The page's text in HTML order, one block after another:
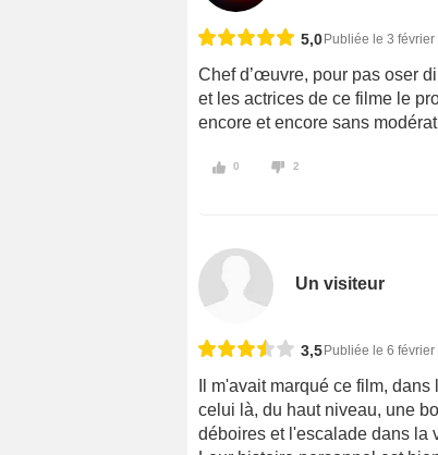
5,0 Publiée le 3 février
Chef d’œuvre, pour pas oser
et les actrices de ce filme le
encore et encore sans
0 2
Un visiteur
3,5Publiée le 6 février
Il m'avait marqué ce film,
celui là, du haut niveau, une
déboires et l'escalade dans la